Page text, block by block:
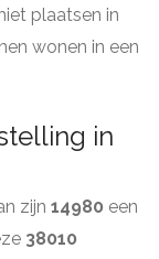
plaatsen in
wonen in een
in
zijn 14980 een
38010